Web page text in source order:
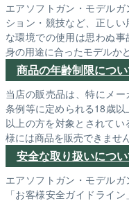
エアソフトガン・モデル
ション・競技など、正し
な環境での使用は思わぬ
身の用途に合ったモデルか
商品の年齢制限につ
当店の販売品は、特にメ
条例等に定められる18歳
以上の方を対象とされて
様には商品を販売できません
安全な取り扱いにつ
エアソフトガン・モデルガ
「お客様安全ガイドライ